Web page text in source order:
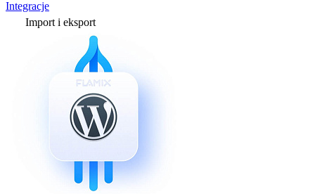
Integracje
Import i eksport